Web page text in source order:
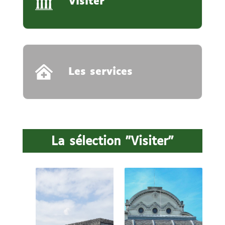
Les services
La sélection "Visiter"